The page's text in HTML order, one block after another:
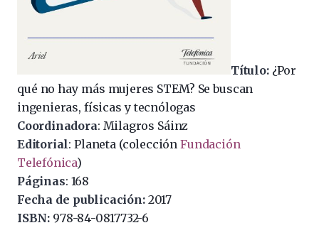
Título: ¿Por
qué no hay más mujeres STEM? Se buscan
ingenieras, físicas y tecnólogas
Coordinadora: Milagros Sáinz
Editorial: Planeta (colecciónFundación
Telefónica)
Páginas: 168
Fecha de publicación:2017
ISBN: 978-84-0817732-6